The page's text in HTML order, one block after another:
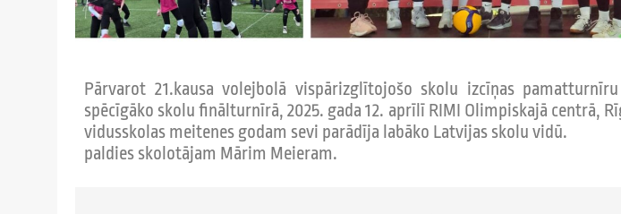
Pārvarot 21.kausa volejbolā vispārizglītojošo skolu izcīņas
spēcīgāko skolu finālturnīrā, 2025. gada 12. aprīlī RIMI Olimpiskajā centrā,
vidusskolas meitenes godam sevi parādīja labāko Latvijas skolu vidū.
paldies skolotājam Mārim Meieram.